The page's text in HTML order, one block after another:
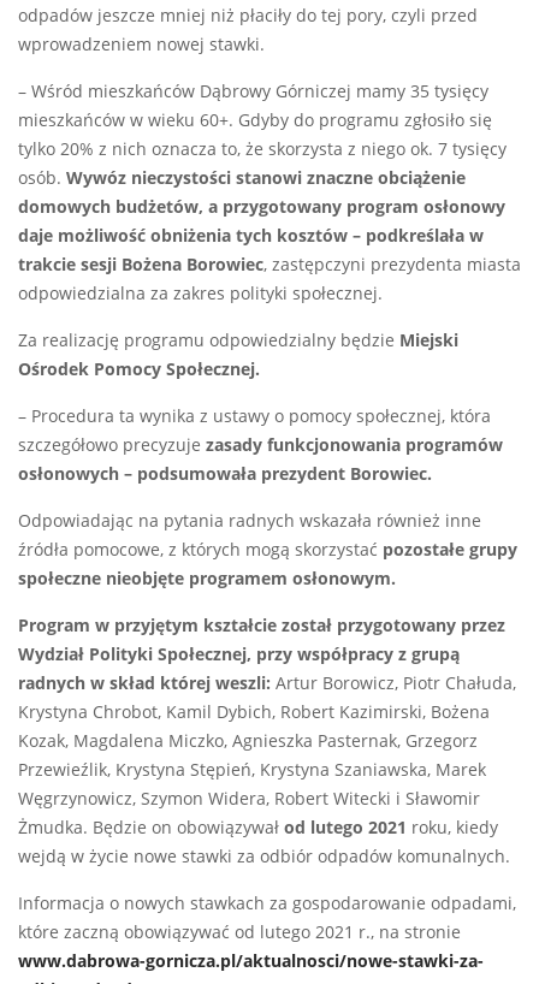
odpadów jeszcze mniej niż płaciły do tej pory, czyli przed
wprowadzeniem nowej stawki.
– Wśród mieszkańców Dąbrowy Górniczej mamy 35 tysięcy
mieszkańców w wieku 60+. Gdyby do programu zgłosiło się
tylko 20% z nich oznacza to, że skorzysta z niego ok. 7 tysięcy
osób. Wywóz nieczystości stanowi znaczne obciążenie
domowych budżetów, a przygotowany program osłonowy
daje możliwość obniżenia tych kosztów – podkreślała w
trakcie sesji Bożena Borowiec, zastępczyni prezydenta miasta
odpowiedzialna za zakres polityki społecznej.
Za realizację programu odpowiedzialny będzie Miejski
Ośrodek Pomocy Społecznej.
– Procedura ta wynika z ustawy o pomocy społecznej, która
szczegółowo precyzuje zasady funkcjonowania programów
osłonowych – podsumowała prezydent Borowiec.
Odpowiadając na pytania radnych wskazała również inne
źródła pomocowe, z których mogą skorzystać pozostałe grupy
społeczne nieobjęte programem osłonowym.
Program w przyjętym kształcie został przygotowany przez
Wydział Polityki Społecznej, przy współpracy z grupą
radnych w skład której weszli: Artur Borowicz, Piotr Chałuda,
Krystyna Chrobot, Kamil Dybich, Robert Kazimirski, Bożena
Kozak, Magdalena Miczko, Agnieszka Pasternak, Grzegorz
Przewieźlik, Krystyna Stępień, Krystyna Szaniawska, Marek
Węgrzynowicz, Szymon Widera, Robert Witecki i Sławomir
Żmudka. Będzie on obowiązywał od lutego 2021 roku, kiedy
wejdą w życie nowe stawki za odbiór odpadów komunalnych.
Informacja o nowych stawkach za gospodarowanie odpadami,
które zaczną obowiązywać od lutego 2021 r., na stronie
www.dabrowa-gornicza.pl/aktualnosci/nowe-stawki-za-